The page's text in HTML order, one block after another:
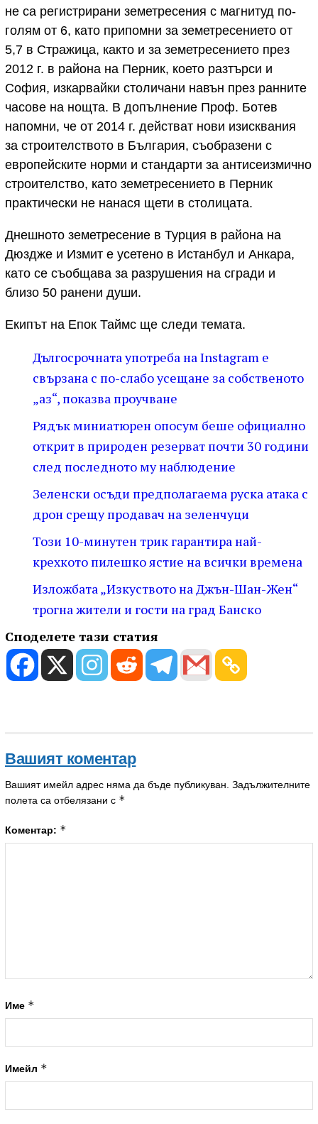
не са регистрирани земетресения с магнитуд по-
голям от 6, като припомни за земетресението от
5,7 в Стражица, както и за земетресението през
2012 г. в района на Перник, което разтърси и
София, изкарвайки столичани навън през ранните
часове на нощта. В допълнение Проф. Ботев
напомни, че от 2014 г. действат нови изисквания
за строителството в България, съобразени с
европейските норми и стандарти за антисеизмично
строителство, като земетресението в Перник
практически не нанася щети в столицата.
Днешното земетресение в Турция в района на
Дюздже и Измит е усетено в Истанбул и Анкара,
като се съобщава за разрушения на сгради и
близо 50 ранени души.
Екипът на Епок Таймс ще следи темата.
Дългосрочната употреба на Instagram е
свързана с по-слабо усещане за собственото
„аз“, показва проучване
Рядък миниатюрен опосум беше официално
открит в природен резерват почти 30 години
след последното му наблюдение
Зеленски осъди предполагаема руска атака с
дрон срещу продавач на зеленчуци
Този 10-минутен трик гарантира най-
крехкото пилешко ястие на всички времена
Изложбата „Изкуството на Джън-Шан-Жен“
трогна жители и гости на град Банско
Споделете тази статия
Вашият коментар
Вашият имейл адрес няма да бъде публикуван. Задължителните
полета са отбелязани с *
Коментар: *
Име *
Имейл *